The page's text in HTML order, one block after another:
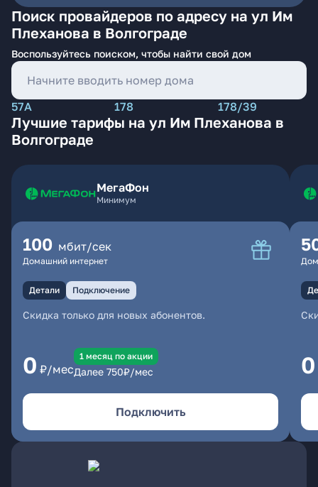
Поиск провайдеров по адресу на ул Им
Плеханова в Волгограде
Воспользуйтесь поиском, чтобы найти свой дом
57А 178 178/39
Лучшие тарифы на ул Им Плеханова в
Волгограде
МегаФон
Минимум
100 мбит/сек
Домашний интернет
Детали Подключение
Скидка только для новых абонентов.
0 ₽/мес
1 месяц по акции
Далее 750₽/мес
Подключить
0